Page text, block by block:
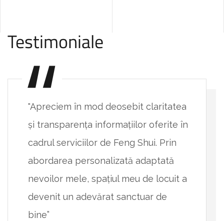
Testimoniale
"Apreciem în mod deosebit claritatea
și transparența informațiilor oferite în
cadrul serviciilor de Feng Shui. Prin
abordarea personalizată adaptată
nevoilor mele, spațiul meu de locuit a
devenit un adevărat sanctuar de
bine”